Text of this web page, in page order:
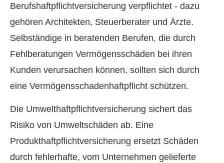
Berufshaftpflichtversicherung verpflichtet - dazu
gehören Architekten, Steuerberater und Ärzte.
Selbständige in beratenden Berufen, die durch
Fehlberatungen Vermögensschäden bei ihren
Kunden verursachen können, sollten sich durch
eine Vermögensschadenhaftpflicht schützen.
Die Umwelthaftpflichtversicherung sichert das
Risiko von Umweltschäden ab. Eine
Produkthaftpflichtversicherung ersetzt Schäden
durch fehlerhafte, vom Unternehmen gelieferte